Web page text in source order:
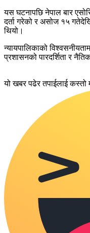
यस घटनापछि नेपाल बार
दर्ता गरेको र असोज १५
थियो।
न्यायपालिकाको
प्रशासनको पारदर्शिता र
यो खबर पढेर तपाईलाई